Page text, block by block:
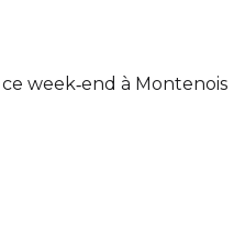
week‑end à Montenois